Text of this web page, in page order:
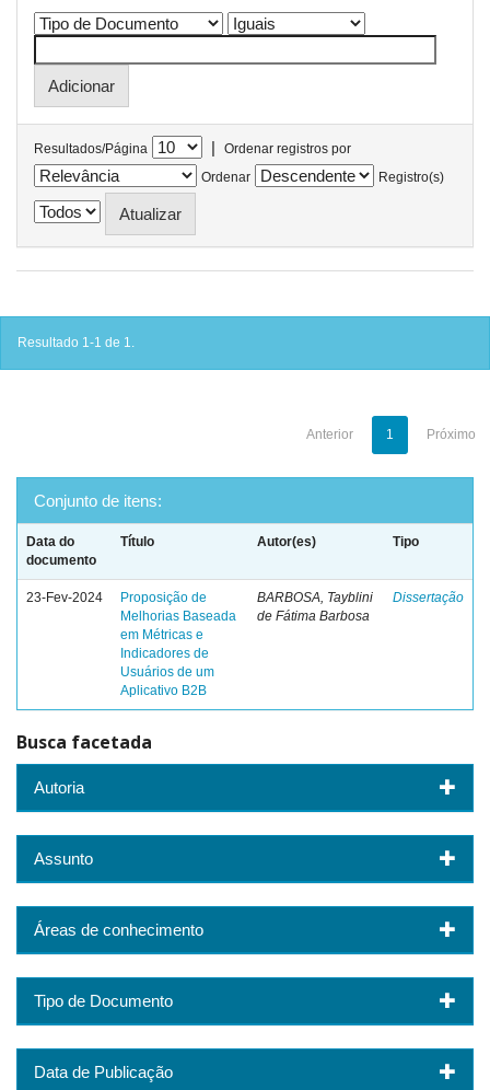
Resultados/Página |
Ordenar registros por
Ordenar
Registro(s)
Resultado 1-1 de 1.
Anterior 1 Próximo
Conjunto de itens:
Data do
documento
Título Autor(es) Tipo
23-Fev-2024
Proposição de
Melhorias Baseada
em Métricas e
Indicadores de
Usuários de um
Aplicativo B2B
BARBOSA, Tayblini
de Fátima Barbosa
Dissertação
Busca facetada
Autoria
Assunto
Áreas de conhecimento
Tipo de Documento
Data de Publicação